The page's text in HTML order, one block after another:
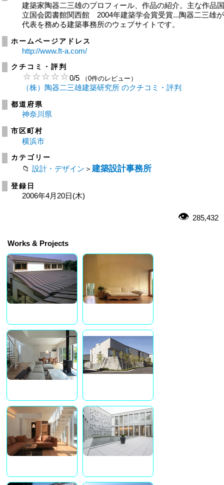
建築家陶器二三雄のプロフィール、作品の紹介。主な作品
立国会図書館関西館 2004年建築学会賞受賞...陶器二三雄が
代表を務める建築事務所のウェブサイトです。
ホームページアドレス
http://www.ft-a.com/
クチコミ・評判
0/5 （0件のレビュー）
（株）陶器二三雄建築研究所 のクチコミ・評判
都道府県
神奈川県
市区町村
横浜市
カテゴリー
設計・デザイン ＞ 建築設計事務所
登録日
2006年4月20日(木)
285,432
Works & Projects